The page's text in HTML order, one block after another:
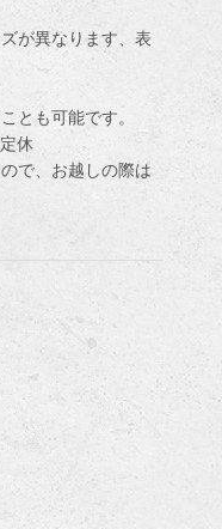
が異なります、表
とも可能です。
休
で、お越しの際は